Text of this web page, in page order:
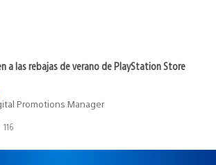
a las rebajas de verano de PlayStation Store
Promotions Manager
116